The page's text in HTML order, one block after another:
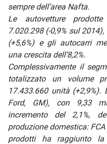
sempre dell’area Nafta.
Le autovetture
7.020.298 (-0,9% sul
(+5,6%) e gli autocarri
una crescita dell’8,2%.
Complessivamente il
totalizzato un volume
17.433.660 unità (+2,9%).
Ford, GM), con 9,33
incremento del 2,1%,
produzione domestica:
prodotti ha raggiunto